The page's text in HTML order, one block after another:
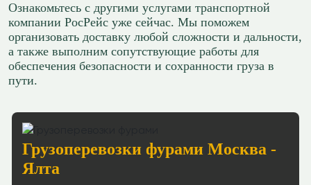
Ознакомьтесь с другими услугами транспортной
компании РосРейс уже сейчас. Мы поможем
организовать доставку любой сложности и дальности,
а также выполним сопутствующие работы для
обеспечения безопасности и сохранности груза в
пути.
Грузоперевозки фурами Москва -
Ялта